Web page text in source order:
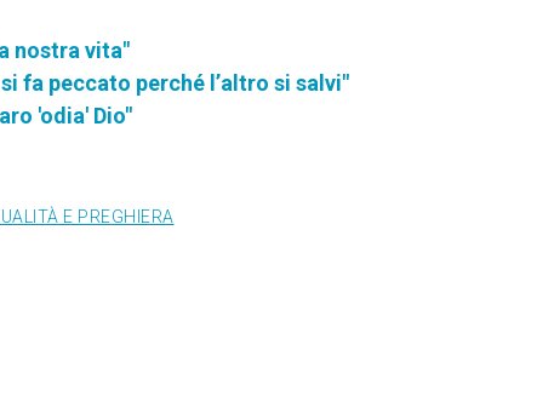
nostra vita"
fa peccato perché l’altro si salvi"
'odia' Dio"
E PREGHIERA